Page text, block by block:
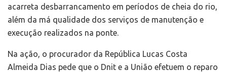
acarreta desbarrancamento em períodos de cheia do rio,
além da má qualidade dos serviços de manutenção e
execução realizados na ponte.
Na ação, o procurador da República Lucas Costa
Almeida Dias pede que o Dnit e a União efetuem o reparo